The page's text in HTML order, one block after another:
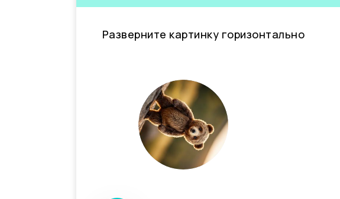
Разверните картинку горизонтально